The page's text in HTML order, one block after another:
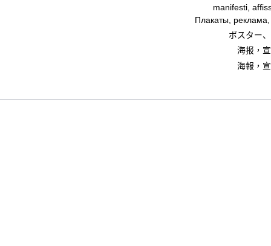
manifesti,
Плакаты,
ポスター
海报，
海報，